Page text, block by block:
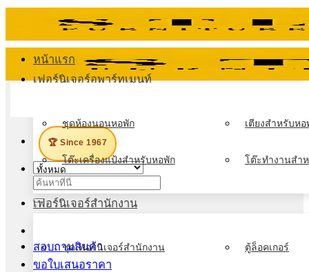
ยัง
เนื้อหา
🏆 Since 1967
ค้นหา:
สอบถามสินค้า
ขอใบเสนอราคา
หน้าแรก
เฟอร์นิเจอร์อพาร์ทเมนท์
ชุดห้องนอนหอพัก เตียงสำหรับหอ
โต๊ะเครื่องแป้งสำหรับหอพัก โต๊ะทำงานสำ
เฟอร์นิเจอร์สำนักงาน
ชุดเฟอร์นิเจอร์สำนักงาน ตู้ล็อคเกอร์